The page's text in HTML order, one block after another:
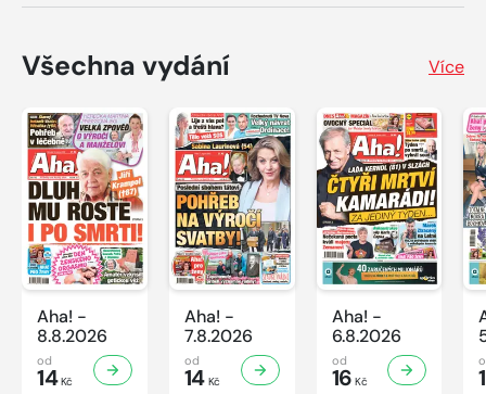
Všechna vydání Více
Aha! -
8.8.2026
od
14Kč
Aha! -
7.8.2026
od
14Kč
Aha! -
6.8.2026
od
16 Kč